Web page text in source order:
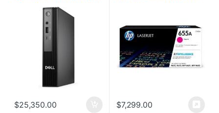
Windows 11 Pro
$25,350.00 $7,299.00